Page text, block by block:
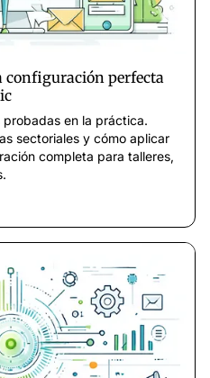
configuración perfecta
en la práctica.
sectoriales y cómo aplicar
completa para talleres,